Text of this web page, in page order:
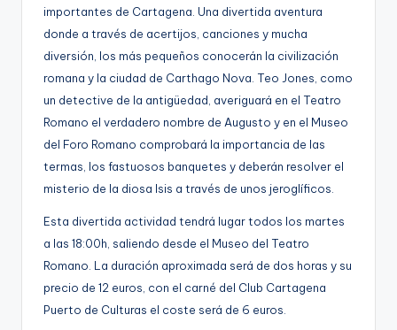
importantes de Cartagena. Una divertida aventura
donde a través de acertijos, canciones y mucha
diversión, los más pequeños conocerán la civilización
romana y la ciudad de Carthago Nova. Teo Jones, como
un detective de la antigüedad, averiguará en el Teatro
Romano el verdadero nombre de Augusto y en el Museo
del Foro Romano comprobará la importancia de las
termas, los fastuosos banquetes y deberán resolver el
misterio de la diosa Isis a través de unos jeroglíficos.
Esta divertida actividad tendrá lugar todos los martes
a las 18:00h, saliendo desde el Museo del Teatro
Romano. La duración aproximada será de dos horas y su
precio de 12 euros, con el carné del Club Cartagena
Puerto de Culturas el coste será de 6 euros.